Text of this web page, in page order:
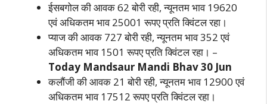
ईसबगोल की आवक 62 बोरी रही, न्यूनतम भाव 19620
एवं अधिकतम भाव 25001 रूपए प्रति क्विंटल रहा।
प्याज की आवक 727 बोरी रही, न्यूनतम भाव 352 एवं
अधिकतम भाव 1501 रूपए प्रति क्विंटल रहा। –
Today Mandsaur Mandi B­hav 30 Jun
कलौंजी की आवक 21 बोरी रही, न्यूनतम भाव 12900 एवं
अधिकतम भाव 17512 रूपए प्रति क्विंटल रहा।